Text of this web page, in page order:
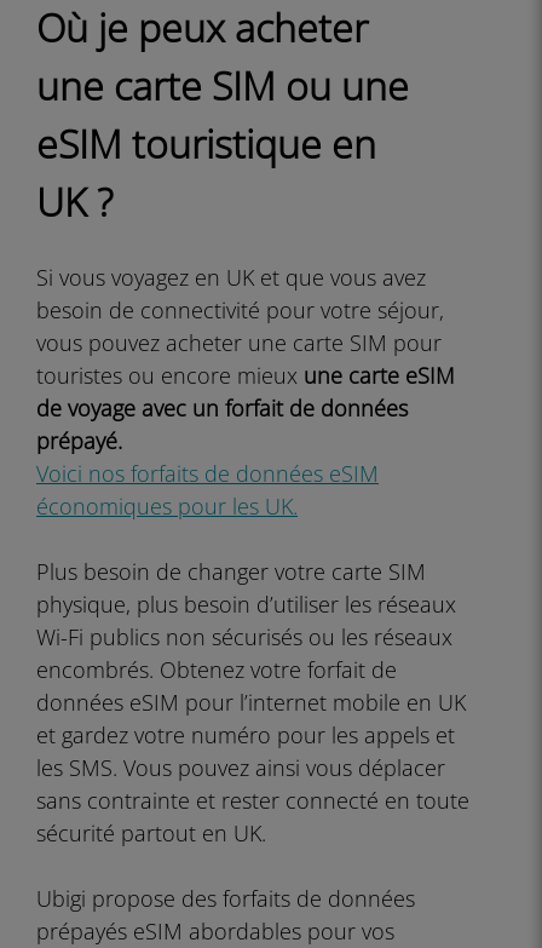
Où je peux acheter
une carte SIM ou une
eSIM touristique en
UK ?
Si vous voyagez en UK et que vous avez
besoin de connectivité pour votre séjour,
vous pouvez acheter une carte SIM pour
touristes ou encore mieux une carte eSIM
de voyage avec un forfait de données
prépayé.
Voici nos forfaits de données eSIM
économiques pour les UK.
Plus besoin de changer votre carte SIM
physique, plus besoin d’utiliser les réseaux
Wi-Fi publics non sécurisés ou les réseaux
encombrés. Obtenez votre forfait de
données eSIM pour l’internet mobile en UK
et gardez votre numéro pour les appels et
les SMS. Vous pouvez ainsi vous déplacer
sans contrainte et rester connecté en toute
sécurité partout en UK.
Ubigi propose des forfaits de données
prépayés eSIM abordables pour vos